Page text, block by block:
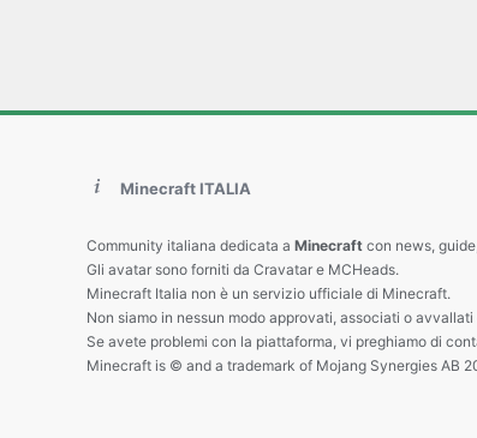
Minecraft ITALIA
Community italiana dedicata a Minecraft con news,
Gli avatar sono forniti da Cravatar e MCHeads.
Minecraft Italia non è un servizio ufficiale di Minecraft.
Non siamo in nessun modo approvati, associati o
Se avete problemi con la piattaforma, vi preghiamo di
Minecraft is © and a trademark of Mojang Synergies AB